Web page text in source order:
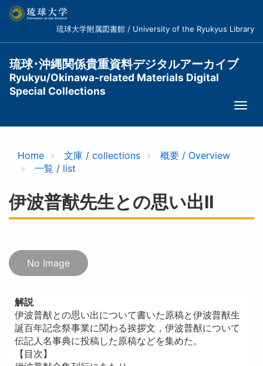
コ
琉球大学附属図書館 / University of the Ryukyus Library
琉球･沖縄関係貴重資料デジタルアーカイブ
Ryukyu/Okinawa-related Materials Digital
Special Collections
Home 文庫 / collections
概要 / Overview
一覧 / list
伊波普猷先生との思い出II
No Image
解説
伊波普猷との思い出について書いた原稿と伊波普猷生
誕百年記念祭事業に関わる挨拶文，伊波普猷について
伝記人名事典に投稿した原稿などを集めた。
【目次】